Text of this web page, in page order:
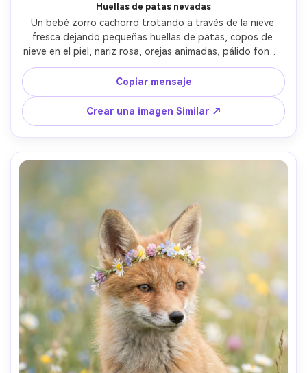
Huellas de patas nevadas
Un bebé zorro cachorro trotando a través de la nieve
fresca dejando pequeñas huellas de patas, copos de
nieve en el piel, nariz rosa, orejas animadas, pálido fondo
de bosque de invierno, suave iluminación de hora azul,
Canon R5 con 70-200mm a 135mm, congelación de acción,
enfoque nítido en los ojos, movimiento sutil en la cola,
grado de color de invierno cinematográfico, ultra-
realista- -ar 4:5
Copiar mensaje
Crear una imagen Similar ↗